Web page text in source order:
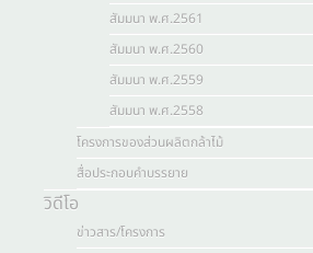
สัมมนา พ.ศ.2561
สัมมนา พ.ศ.2560
สัมมนา พ.ศ.2559
สัมมนา พ.ศ.2558
โครงการของส่วนผลิตกล้าไม้
สื่อประกอบคำบรรยาย
วิดีโอ
ข่าวสาร/โครงการ